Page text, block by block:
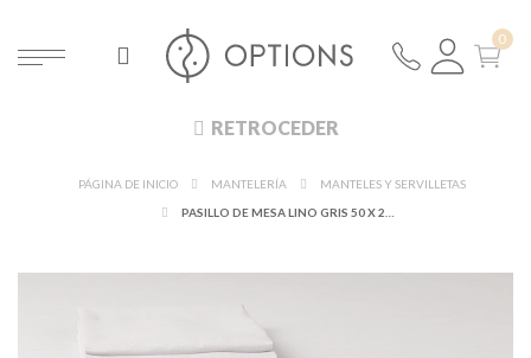
RETROCEDER
PÁGINA DE INICIO MANTELERÍA
MANTELES Y SERVILLETAS